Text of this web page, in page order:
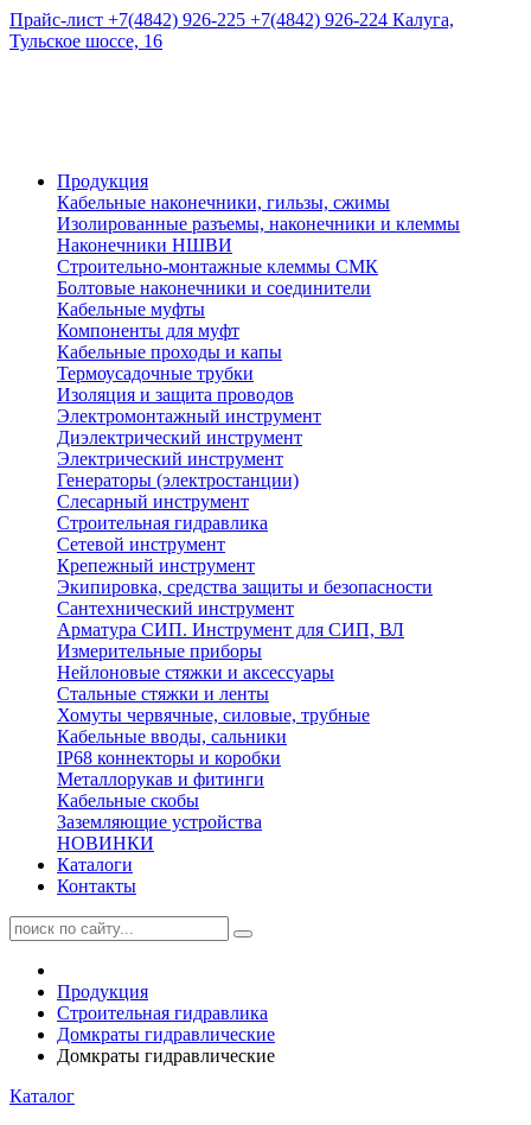
Прайс-лист +7(4842) 926-225 +7(4842) 926-224 Калуга,
Тульское шоссе, 16
Продукция
Кабельные наконечники, гильзы, сжимы
Изолированные разъемы, наконечники и клеммы
Наконечники НШВИ
Строительно-монтажные клеммы СМК
Болтовые наконечники и соединители
Кабельные муфты
Компоненты для муфт
Кабельные проходы и капы
Термоусадочные трубки
Изоляция и защита проводов
Электромонтажный инструмент
Диэлектрический инструмент
Электрический инструмент
Генераторы (электростанции)
Слесарный инструмент
Строительная гидравлика
Сетевой инструмент
Крепежный инструмент
Экипировка, средства защиты и безопасности
Сантехнический инструмент
Арматура СИП. Инструмент для СИП, ВЛ
Измерительные приборы
Нейлоновые стяжки и аксессуары
Стальные стяжки и ленты
Хомуты червячные, силовые, трубные
Кабельные вводы, сальники
IP68 коннекторы и коробки
Металлорукав и фитинги
Кабельные скобы
Заземляющие устройства
НОВИНКИ
Каталоги
Контакты
Продукция
Строительная гидравлика
Домкраты гидравлические
Домкраты гидравлические
Каталог